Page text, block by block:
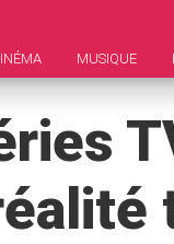
MUSIQUE